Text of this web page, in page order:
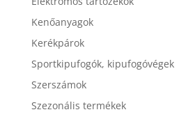
Kenőanyagok
Kerékpárok
Sportkipufogók, kipufogóvégek
Szerszámok
Szezonális termékek